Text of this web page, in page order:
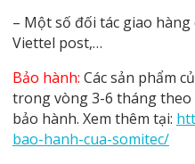
– Một số đối tác giao hàng
Viettel post,…
Bảo hành: Các sản phẩm
trong vòng 3-6 tháng
bảo hành. Xem thêm tại:
bao-hanh-cua-somitec/